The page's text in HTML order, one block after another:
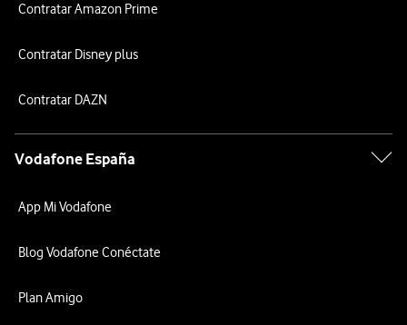
Contratar Amazon Prime
Contratar Disney plus
Contratar DAZN
Vodafone España
App Mi Vodafone
Blog Vodafone Conéctate
Plan Amigo